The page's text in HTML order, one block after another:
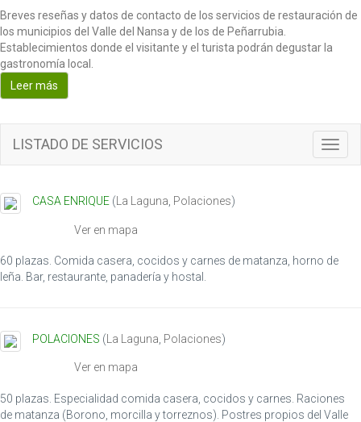
Breves reseñas y datos de contacto de los servicios de restauración de
los municipios del Valle del Nansa y de los de Peñarrubia.
Establecimientos donde el visitante y el turista podrán degustar la
gastronomía local.
Leer más
LISTADO DE SERVICIOS
CASA ENRIQUE (La Laguna, Polaciones)
Ver en mapa
60 plazas. Comida casera, cocidos y carnes de matanza, horno de
leña. Bar, restaurante, panadería y hostal.
POLACIONES ( La Laguna Polaciones)
Ver en mapa
50 plazas. Especialidad comida casera, cocidos y carnes. Raciones
de matanza (Borono, morcilla y torreznos). Postres propios del Valle